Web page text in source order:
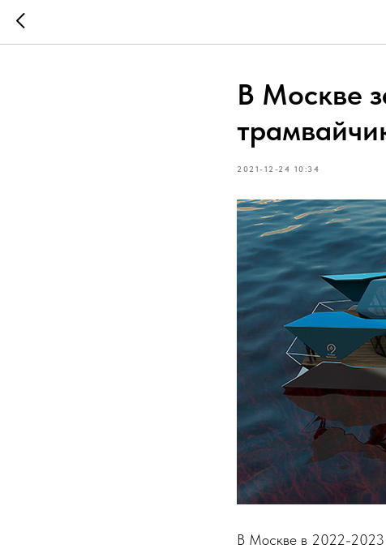
В Москве
2021-12-24 10:34
В Москве в 2022-2023